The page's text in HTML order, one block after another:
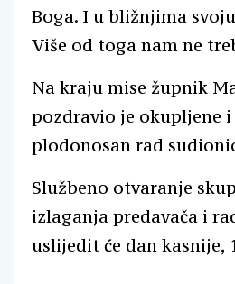
Boga. I u bližnjima
Više od toga nam ne
Na kraju mise župnik
pozdravio je okupljene i
plodonosan rad
Službeno otvaranje
izlaganja predavača i
uslijedit će dan kasnije,